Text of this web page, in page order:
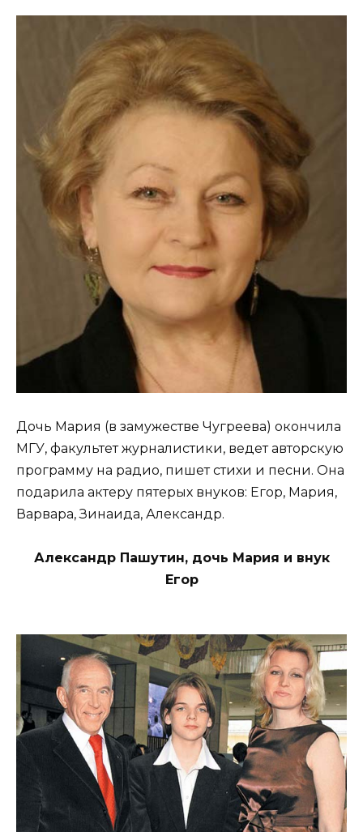
Дочь Мария (в замужестве Чугреева) окончила
МГУ, факультет журналистики, ведет авторскую
программу на радио, пишет стихи и песни. Она
подарила актеру пятерых внуков: Егор, Мария,
Варвара, Зинаида, Александр.
Александр Пашутин, дочь Мария и внук
Егор